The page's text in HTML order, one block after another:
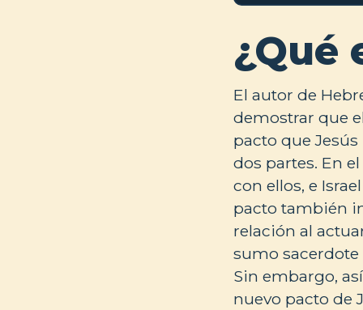
¿Qué
El autor de
demostrar que
pacto que
dos partes. En
con ellos, e
pacto también
relación al
sumo
Sin embargo,
nuevo pacto de